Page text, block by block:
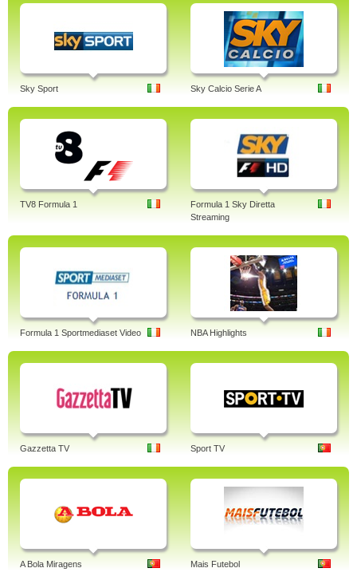
Sky Sport Sky Calcio Serie A
TV8 Formula 1
Formula 1 Sky Diretta
Streaming
Formula 1 Sportmediaset Video NBA Highlights
Gazzetta TV Sport TV
A Bola Miragens Mais Futebol